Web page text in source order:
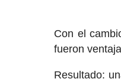
Con el
fueron
Resultado: